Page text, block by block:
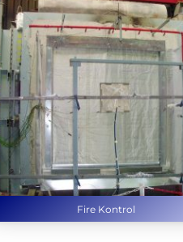
Fire Kontrol